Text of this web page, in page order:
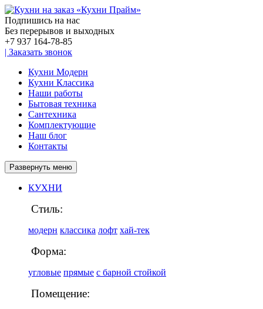
Подпишись на нас
Без перерывов и выходных
+7 937 164-78-85
| Заказать звонок
Кухни Модерн
Кухни Классика
Наши работы
Бытовая техника
Сантехника
Комплектующие
Наш блог
Контакты
Развернуть меню
КУХНИ
Стиль:
модерн классика лофт хай-тек
Форма:
угловые прямые с барной стойкой
Помещение: